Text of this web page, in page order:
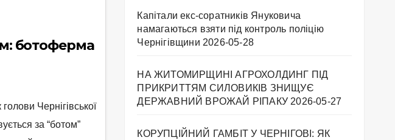
ботоферма
Чернігівської
за “ботом”
Капітали екс-соратників Януковича
намагаються взяти під контроль поліцію
Чернігівщини 2026-05-28
НА ЖИТОМИРЩИНІ АГРОХОЛДИНГ ПІД
ПРИКРИТТЯМ СИЛОВИКІВ ЗНИЩУЄ
ДЕРЖАВНИЙ ВРОЖАЙ РІПАКУ ​ 2026-05-27
КОРУПЦІЙНИЙ ГАМБІТ У ЧЕРНІГОВІ: ЯК